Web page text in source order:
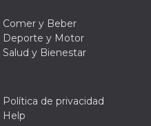
Comer y Beber
Deporte y Motor
Salud y Bienestar
Política de privacidad
Help